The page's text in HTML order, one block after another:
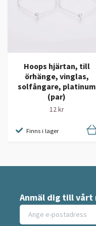
Hoops hjärtan, till
örhänge, vinglas,
solfångare, platinum
(par)
12 kr
Finns i lager
Anmäl dig till vårt